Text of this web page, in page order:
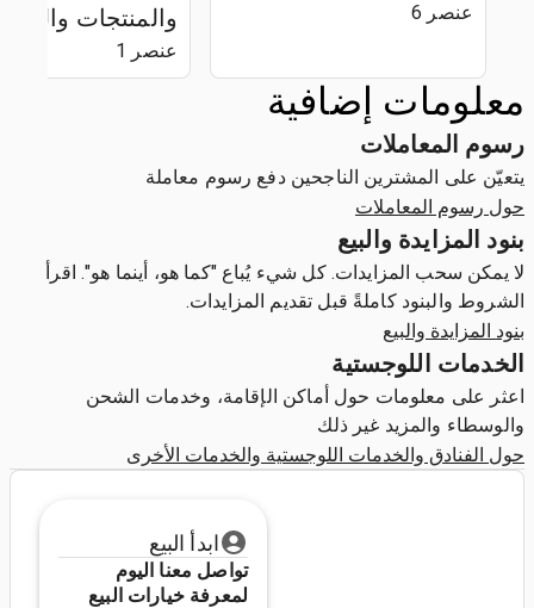
عنصر 6
والمنتجات
عنصر 1
معلومات إضافية
رسوم المعاملات
يتعيّن على المشترين الناجحين دفع رسوم معاملة
حول رسوم المعاملات
بنود المزايدة والبيع
لا يمكن سحب المزايدات. كل شيء يُباع "كما هو، أينما هو". اقرأ
الشروط والبنود كاملةً قبل تقديم المزايدات.
بنود المزايدة والبيع
الخدمات اللوجستية
اعثر على معلومات حول أماكن الإقامة، وخدمات الشحن
والوسطاء والمزيد غير ذلك
حول الفنادق والخدمات اللوجستية والخدمات الأخرى
ابدأ البيع
تواصل معنا اليوم
لمعرفة خيارات البيع